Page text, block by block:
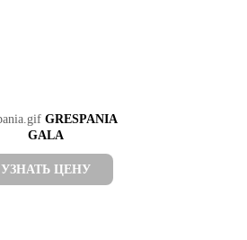
GRESPANIA
GALA
УЗНАТЬ ЦЕНУ